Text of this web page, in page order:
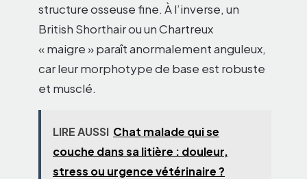
structure osseuse fine. À l’inverse, un
British Shorthair ou un Chartreux
« maigre » paraît anormalement anguleux,
car leur morphotype de base est robuste
et musclé.
LIRE AUSSI Chat malade qui se
couche dans sa litière : douleur,
stress ou urgence vétérinaire ?